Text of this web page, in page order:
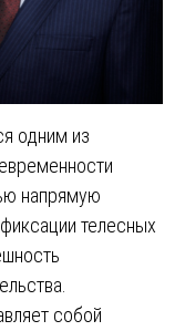
одним из
напрямую
телесных
собой